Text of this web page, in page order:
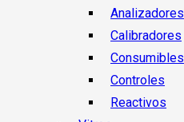
Analizadores
Calibradores
Consumibles
Controles
Reactivos